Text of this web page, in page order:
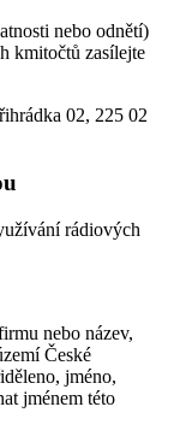
nebo odnětí)
kmitočtů zasílejte
02, 225 02
rádiových
nebo název,
České
jméno,
jménem této